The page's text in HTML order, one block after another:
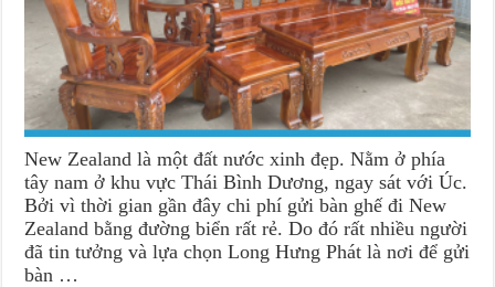
New Zealand là một đất nước xinh đẹp. Nằm ở phía
tây nam ở khu vực Thái Bình Dương, ngay sát với Úc.
Bởi vì thời gian gần đây chi phí gửi bàn ghế đi New
Zealand bằng đường biển rất rẻ. Do đó rất nhiều người
đã tin tưởng và lựa chọn Long Hưng Phát là nơi để gửi
bàn …